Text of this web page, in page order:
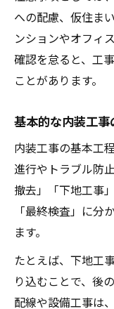
への配慮、仮住ま
ンションやオフィ
確認を怠ると、工
ことがあります。
基本的な内装工
内装工事の基本工
進行やトラブル防
撤去」「下地工事
「最終検査」に分
ます。
たとえば、下地工
り込むことで、後
配線や設備工事は